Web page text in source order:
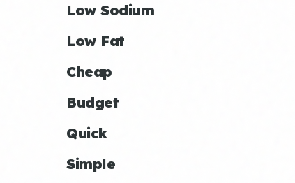
Low Sodium
Low Fat
Cheap
Budget
Quick
Simple